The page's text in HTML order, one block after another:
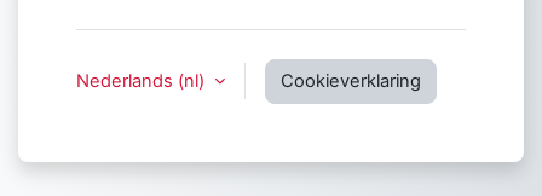
Nederlands ‎(nl)‎ Cookieverklaring